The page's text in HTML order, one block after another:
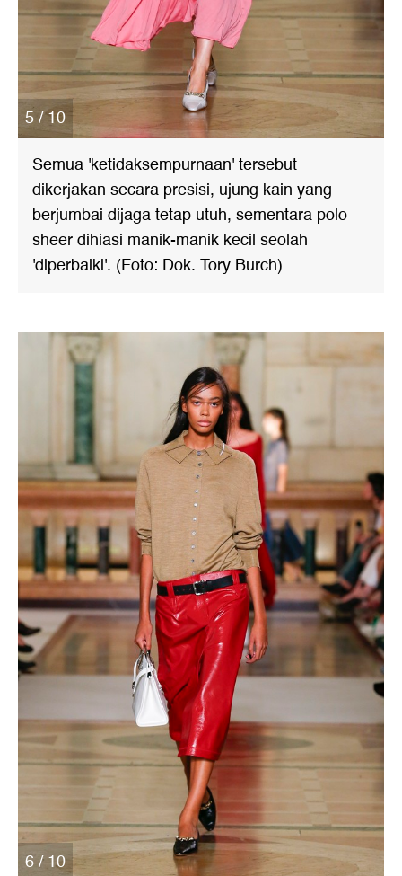
5 / 10
Semua 'ketidaksempurnaan' tersebut
dikerjakan secara presisi, ujung kain yang
berjumbai dijaga tetap utuh, sementara polo
sheer dihiasi manik-manik kecil seolah
'diperbaiki'. (Foto: Dok. Tory Burch)
6 / 10